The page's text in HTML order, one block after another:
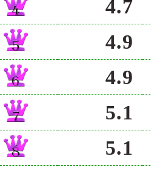
4.7
4.9
4.9
5.1
5.1